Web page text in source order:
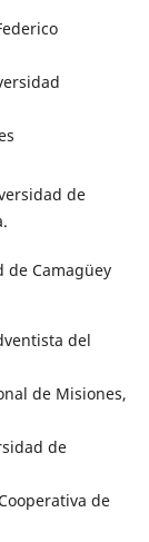
de
de Camagüey
del
de Misiones,
de
de